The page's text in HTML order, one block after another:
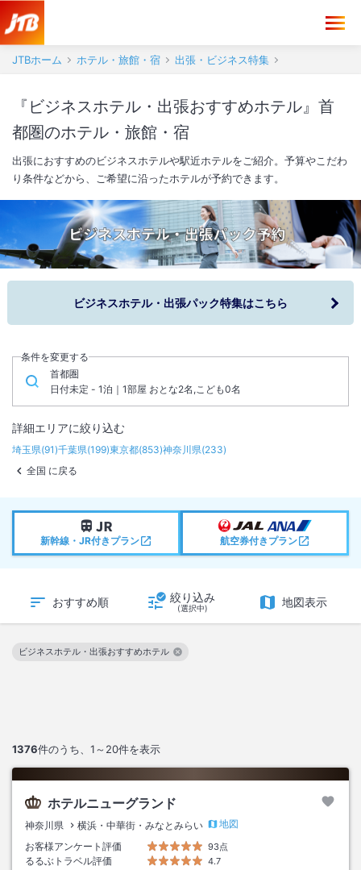
JTBホーム ホテル・旅館・宿 出張・ビジネス特集
『ビジネスホテル・出張おすすめホテル』首
都圏のホテル・旅館・宿
出張におすすめのビジネスホテルや駅近ホテルをご紹介。予算やこだわ
り条件などから、ご希望に沿ったホテルが予約できます。
ビジネスホテル・出張パック特集はこちら
条件を変更する
首都圏
日付未定 - 1泊｜1部屋 おとな2名,こども0名
詳細エリアに絞り込む
埼玉県(91)千葉県(199)東京都(853)神奈川県(233)
全国 に戻る
新幹線・JR付きプラン 航空券付きプラン
おすすめ順 絞り込み
(選択中) 地図表示
1376件のうち、 1～20件を表示
ビジネスホテル・出張おすすめホテル
この絞り込み条件を解除
ホテルニューグランド
神奈川県 横浜・中華街・みなとみらい
地図
お客様アンケート評価
93点
るるぶトラベル評価
4.7